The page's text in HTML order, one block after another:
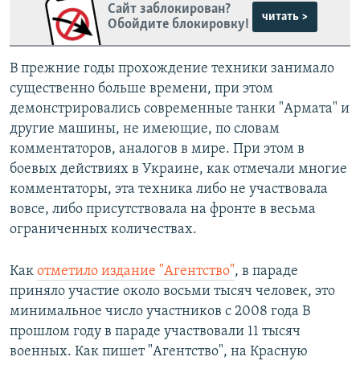
Сайт заблокирован?
Обойдите блокировку!
читать >
В прежние годы прохождение техники занимало
существенно больше времени, при этом
демонстрировались современные танки "Армата" и
другие машины, не имеющие, по словам
комментаторов, аналогов в мире. При этом в
боевых действиях в Украине, как отмечали многие
комментаторы, эта техника либо не участвовала
вовсе, либо присутствовала на фронте в весьма
ограниченных количествах.
Как отметило издание "Агентство", в параде
приняло участие около восьми тысяч человек, это
минимальное число участников с 2008 года В
прошлом году в параде участвовали 11 тысяч
военных. Как пишет "Агентство", на Красную